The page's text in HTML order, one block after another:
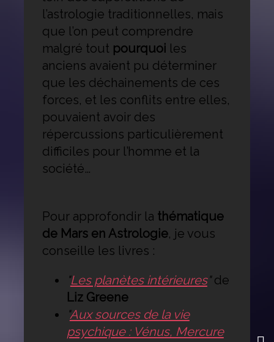
l’astrologie traditionnelles, mais
que l’on peut comprendre
malgré tout pourquoi les
anciens avaient pu déterminer
que les déchainements de ces
forces, et les conflits entre elles,
pouvaient avoir des
répercussions particulièrement
difficiles pour l’homme et la
société…
Pour approfondir la thématique
de Mars en Astrologie, je vous
conseille les livres :
"Les planètes intérieures"de
Liz Greene
"Aux sources de la vie
psychique : Vénus, Mercure